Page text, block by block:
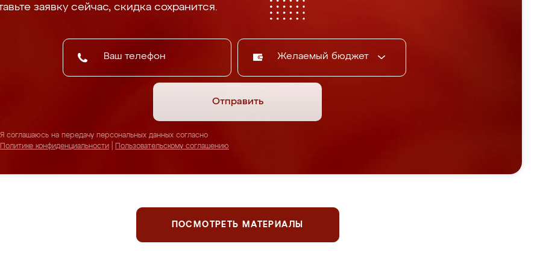
заявку сейчас, скидка сохранится.
Желаемый бюджет
Отправить
Я соглашаюсь на передачу персональных данных согласно
Политике конфиденциальности
Пользовательскому соглашению
ПОСМОТРЕТЬ МАТЕРИАЛЫ